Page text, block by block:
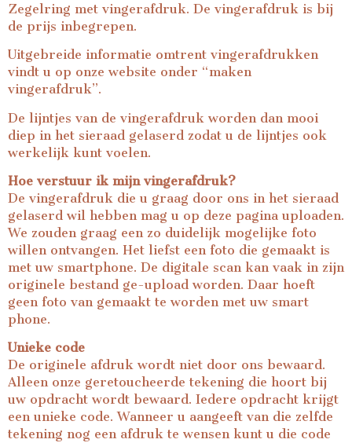
Zegelring met vingerafdruk. De vingerafdruk is bij
de prijs inbegrepen.
Uitgebreide informatie omtrent vingerafdrukken
vindt u op onze website onder “maken
vingerafdruk”.
De lijntjes van de vingerafdruk worden dan mooi
diep in het sieraad gelaserd zodat u de lijntjes ook
werkelijk kunt voelen.
Hoe verstuur ik mijn vingerafdruk?
De vingerafdruk die u graag door ons in het sieraad
gelaserd wil hebben mag u op deze pagina uploaden.
We zouden graag een zo duidelijk mogelijke foto
willen ontvangen. Het liefst een foto die gemaakt is
met uw smartphone. De digitale scan kan vaak in zijn
originele bestand ge-upload worden. Daar hoeft
geen foto van gemaakt te worden met uw smart
phone.
Unieke code
De originele afdruk wordt niet door ons bewaard.
Alleen onze geretoucheerde tekening die hoort bij
uw opdracht wordt bewaard. Iedere opdracht krijgt
een unieke code. Wanneer u aangeeft van die zelfde
tekening nog een afdruk te wensen kunt u die code